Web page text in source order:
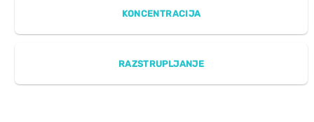
KONCENTRACIJA
RAZSTRUPLJANJE